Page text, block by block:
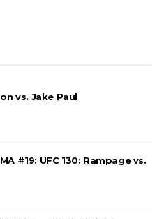
vs. Jake Paul
#19: UFC 130: Rampage vs.